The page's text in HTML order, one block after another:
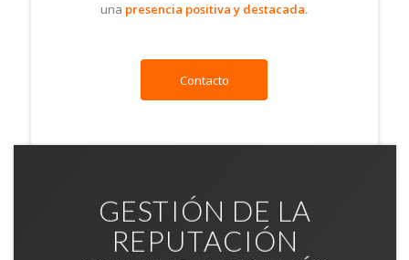
una presencia positiva y destacada.
Contacto
GESTIÓN DE LA
REPUTACIÓN